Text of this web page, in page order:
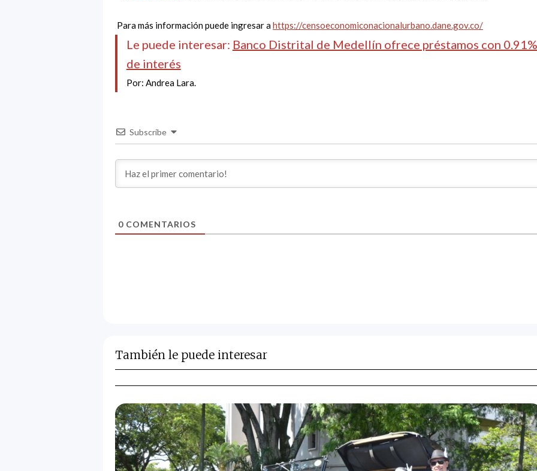
Para más información puede ingresar ahttps://censoeconomiconacionalurbano.dane.gov.co/
Le puede interesar: Banco Distrital de Medellín ofrece préstamos con 0.91%
de interés
Por: Andrea Lara.
Subscribe
0 COMENTARIOS
También le puede interesar